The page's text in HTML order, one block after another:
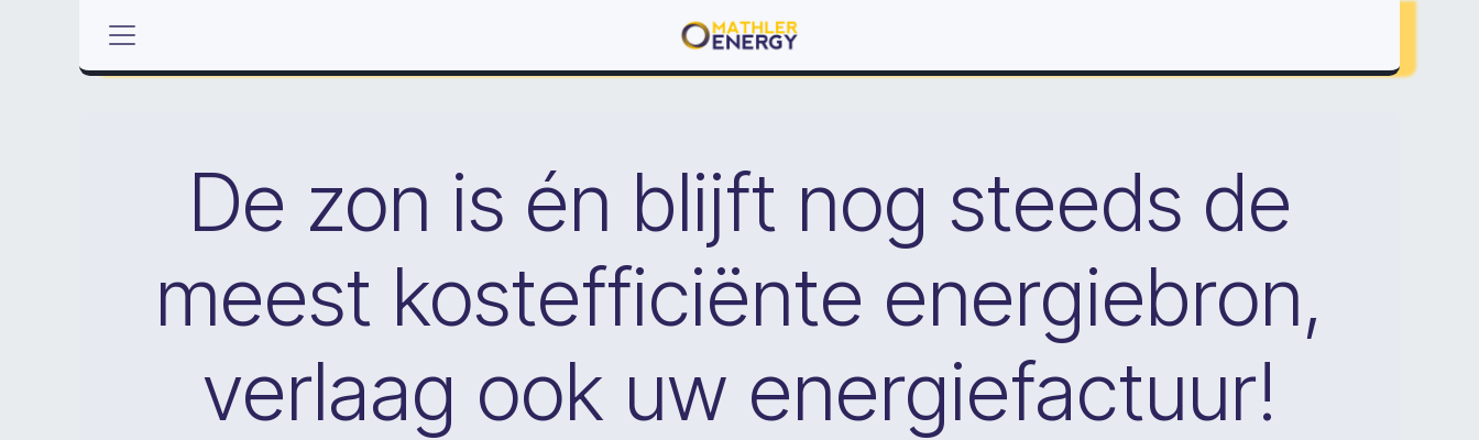
De zon is én blijft nog steeds de
meest kostefficiënte energiebron,
verlaag ook uw energiefactuur!